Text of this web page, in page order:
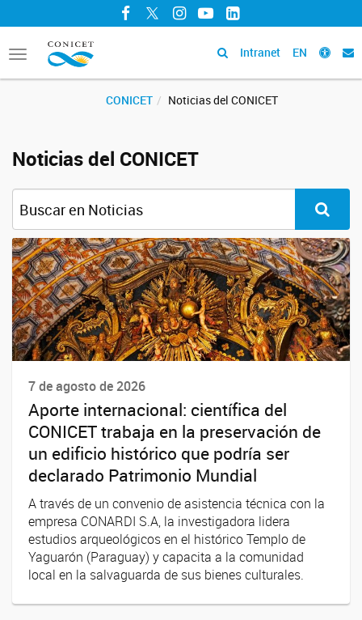
Facebook
TwitterInstagram
YouTubeLinkedIn
Toggle
navigation
Intranet EN
CONICET Noticias del CONICET
Noticias del CONICET
7 de agosto de 2026
Aporte internacional: científica del
CONICET trabaja en la preservación de
un edificio histórico que podría ser
declarado Patrimonio Mundial
A través de un convenio de asistencia técnica con la
empresa CONARDI S.A, la investigadora lidera
estudios arqueológicos en el histórico Templo de
Yaguarón (Paraguay) y capacita a la comunidad
local en la salvaguarda de sus bienes culturales.